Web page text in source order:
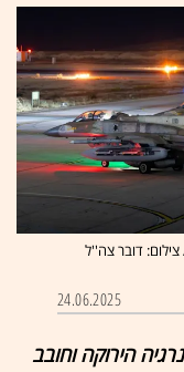
דובר צה''ל
24.06.2025
הירוקה וחובב